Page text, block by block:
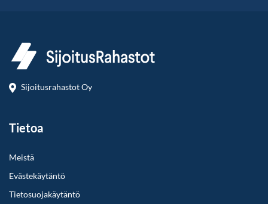
Sijoitusrahastot Oy
Tietoa
Meistä
Evästekäytäntö
Tietosuojakäytäntö